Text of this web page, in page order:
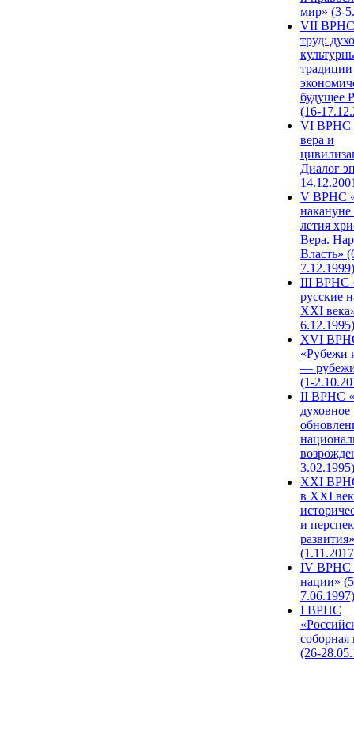
мир» (3-
VII ВРНС
труд:
будущее
(16-
VI ВРНС
вера и
Диалог
V ВРНС
накануне
летия
Вера.
Власть»
7.12.1999)
III ВРНС
русские
XXI
6.12.1995)
XVI
«Рубежи
—
(1-
II ВРНС
духовное
3.02.1995)
XХI
в XXI
и
развития»
IV ВРНС
нации»
7.06.1997)
I ВРНС
(26-